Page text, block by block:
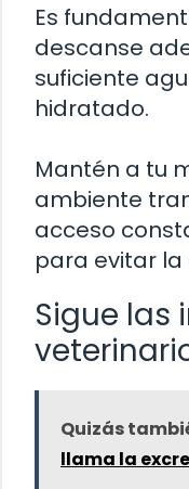
Es
descanse
suficiente
hidratado.
Mantén a tu
ambiente
acceso
para evitar
Sigue las
Quizás
llama la